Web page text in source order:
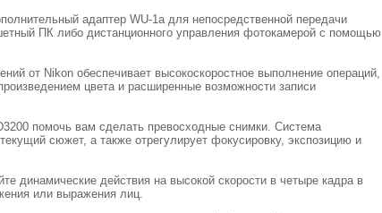
адаптер WU-1a для непосредственной передачи
ПК либо дистанционного управления фотокамерой с помощью
от Nikon обеспечивает высокоскоростное выполнение операций,
цвета и расширенные возможности записи
помочь вам сделать превосходные снимки. Система
сюжет, а также отрегулирует фокусировку, экспозицию и
динамические действия на высокой скорости в четыре кадра в
или выражения лиц.